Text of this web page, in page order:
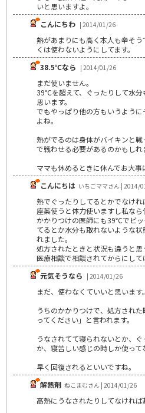
いと思いますよ。
こんにちわ | 2014/01/26
熱があまりにも高く本人も辛そ
くは使わないようにしてます。
38.5℃なら | 2014/01/26
まだ使いません。
39℃を超えて、ぐったりして水分
思います。
でもやっぱり他の方もいうよう
よね。
熱がでるのは身体がバイキンと
で戦わせる必要があるのかもしれ
ママも休めるときに休んでお大事
こんにちは いちごママさん | 2014/
熱でぐったりしてるとかでなけれ
座薬使うと体力使いますし私なら
かかりつけの医師にも39℃でビ
てるとか水分も取れないような
れました。
処方されたときと状況も違うと
医療相談で相談されてからにして
元気そうなら | 2014/01/26
まだ、使わなくていいと思います。
うちのかかりつけで、処方され
ってください」と言われます。
うなされてて寝られないとか、
か、寝苦しい感じの時しか使って
早く回復されるといいですね。
解熱剤 ねこまむさん | 2014/01/26
高熱にうなされたりしてなければ